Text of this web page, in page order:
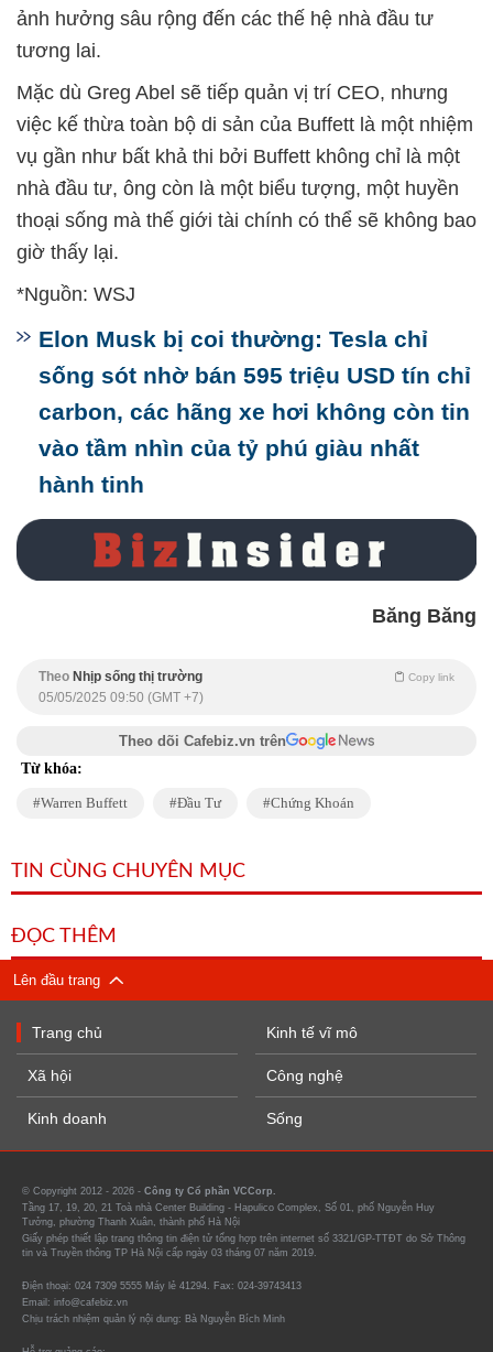
ảnh hưởng sâu rộng đến các thế hệ nhà đầu tư
tương lai.
Mặc dù Greg Abel sẽ tiếp quản vị trí CEO, nhưng
việc kế thừa toàn bộ di sản của Buffett là một nhiệm
vụ gần như bất khả thi bởi Buffett không chỉ là một
nhà đầu tư, ông còn là một biểu tượng, một huyền
thoại sống mà thế giới tài chính có thể sẽ không bao
giờ thấy lại.
*Nguồn: WSJ
Elon Musk bị coi thường: Tesla chỉ
sống sót nhờ bán 595 triệu USD tín chỉ
carbon, các hãng xe hơi không còn tin
vào tầm nhìn của tỷ phú giàu nhất
hành tinh
Băng Băng
Theo Nhịp sống thị trường Copy link
05/05/2025 09:50 (GMT +7)
Theo dõi Cafebiz.vn trên
Từ khóa:
Warren Buffett Đầu Tư Chứng Khoán
TIN CÙNG CHUYÊN MỤC
ĐỌC THÊM
Lên đầu trang
Trang chủ
Xã hội
Kinh doanh
Kinh tế vĩ mô
Công nghệ
Sống
© Copyright 2012 - 2026 - Công ty Cổ phần VCCorp.
Tầng 17, 19, 20, 21 Toà nhà Center Building - Hapulico Complex, Số 01, phố Nguyễn Huy
Tưởng, phường Thanh Xuân, thành phố Hà Nội
Giấy phép thiết lập trang thông tin điện tử tổng hợp trên internet số 3321/GP-TTĐT do Sở Thông
tin và Truyền thông TP Hà Nội cấp ngày 03 tháng 07 năm 2019.
Điện thoại: 024 7309 5555 Máy lẻ 41294. Fax: 024-39743413
Email: info@cafebiz.vn
Chịu trách nhiệm quản lý nội dung: Bà Nguyễn Bích Minh